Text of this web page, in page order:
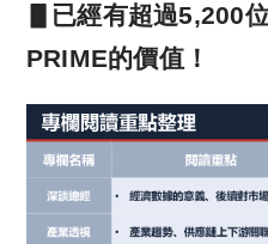
▋已經有超過5,200
PRIME的價值！